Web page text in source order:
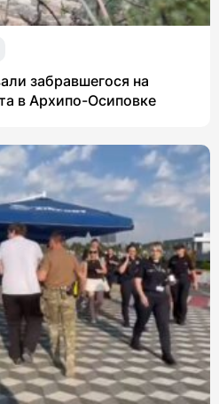
забравшегося на
в Архипо-Осиповке